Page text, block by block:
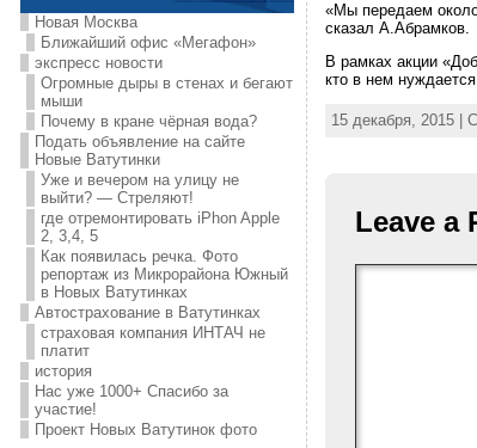
Новая Москва
Ближайший офис «Мегафон»
экспресс новости
Огромные дыры в стенах и бегают
мыши
Почему в кране чёрная вода?
Подать объявление на сайте
Новые Ватутинки
Уже и вечером на улицу не
выйти? — Стреляют!
где отремонтировать iPhon Apple
2, 3,4, 5
Как появилась речка. Фото
репортаж из Микрорайона Южный
в Новых Ватутинках
Автострахование в Ватутинках
страховая компания ИНТАЧ не
платит
история
Нас уже 1000+ Спасибо за
участие!
Проект Новых Ватутинок фото
«Мы передаем
сказал А.Абрамков.
В рамках акции
кто в нем
15 декабря, 2015 |
Leave a